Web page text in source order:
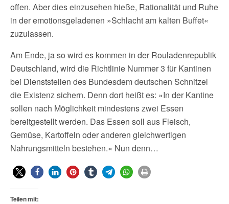
offen. Aber dies einzusehen hieße, Rationalität und Ruhe
in der emotionsgeladenen »Schlacht am kalten Buffet«
zuzulassen.
Am Ende, ja so wird es kommen in der Rouladenrepublik
Deutschland, wird die Richtlinie Nummer 3 für Kantinen
bei Dienststellen des Bundesdem deutschen Schnitzel
die Existenz sichern. Denn dort heißt es: »In der Kantine
sollen nach Möglichkeit mindestens zwei Essen
bereitgestellt werden. Das Essen soll aus Fleisch,
Gemüse, Kartoffeln oder anderen gleichwertigen
Nahrungsmitteln bestehen.« Nun denn…
Teilen mit: